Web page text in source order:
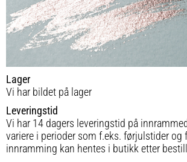
Lager
Vi har bildet på lager
Leveringstid
Vi har 14 dagers leveringstid på
variere i perioder som f.eks. førjulstider og
innramming kan hentes i butikk etter